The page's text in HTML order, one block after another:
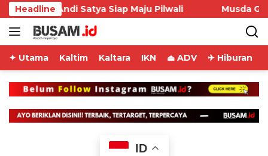
Skip
to
content
Headline
dr Andi Satya Siap Maju Pilwali Musda Golkar
✦ Utama Kaltim Kaltara IKN ⏏ ADV ✈ Hiburan
ID